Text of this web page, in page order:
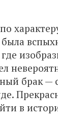
брак
в